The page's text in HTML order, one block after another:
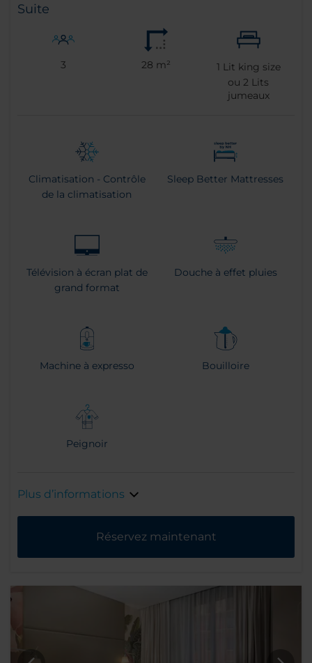
Suite
3 28 m² 1 Lit king size
ou2 Lits
jumeaux
Climatisation - Contrôle
de la climatisation
Sleep Better Mattresses
Télévision à écran plat de
grand format
Douche à effet pluies
Machine à expresso Bouilloire
Peignoir
Plus d’informations
Réservez maintenant